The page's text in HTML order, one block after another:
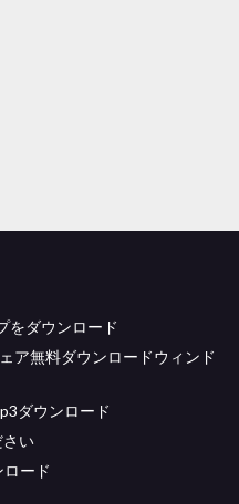
をダウンロード
ア無料ダウンロードウィンド
ダウンロード
さい
ード